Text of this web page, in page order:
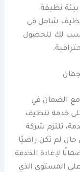
بيئة نظيفة
شامل في
لك للحصول
الضمان في
خدمة تنظيف
تلتزم شركة
حال لم تكن راضيًا
لإعادة الخدمة
المستوى الذي